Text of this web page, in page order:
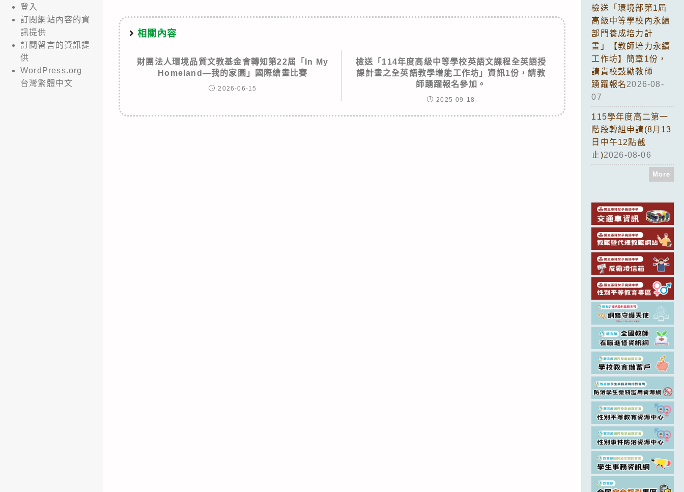
相關內容
財團法人環境品質文教基金會轉知第22屆「In My
Homeland—我的家園」國際繪畫比賽
2026-06-15
檢送「114年度高級中等學校英語文課程全英語授
課計畫之全英語教學增能工作坊」資訊1份，請教
師踴躍報名參加。
2025-09-18
登入
訂閱網站內容的資
訊提供
訂閱留言的資訊提
供
WordPress.org
台灣繁體中文
檢送「環境部第1屆
高級中等學校內永續
部門養成培力計
畫」【教師培力永續
工作坊】簡章1份，
請貴校鼓勵教師
踴躍報名2026-08-
07
115學年度高二第一
階段轉組申請(8月13
日中午12點截
止)2026-08-06
More